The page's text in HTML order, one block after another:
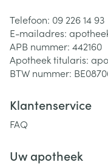
Telefoon: 09 226 14 93
E-mailadres:
APB nummer: 442160
Apotheek titularis:
BTW nummer:
Klantenservice
FAQ
Uw apotheek